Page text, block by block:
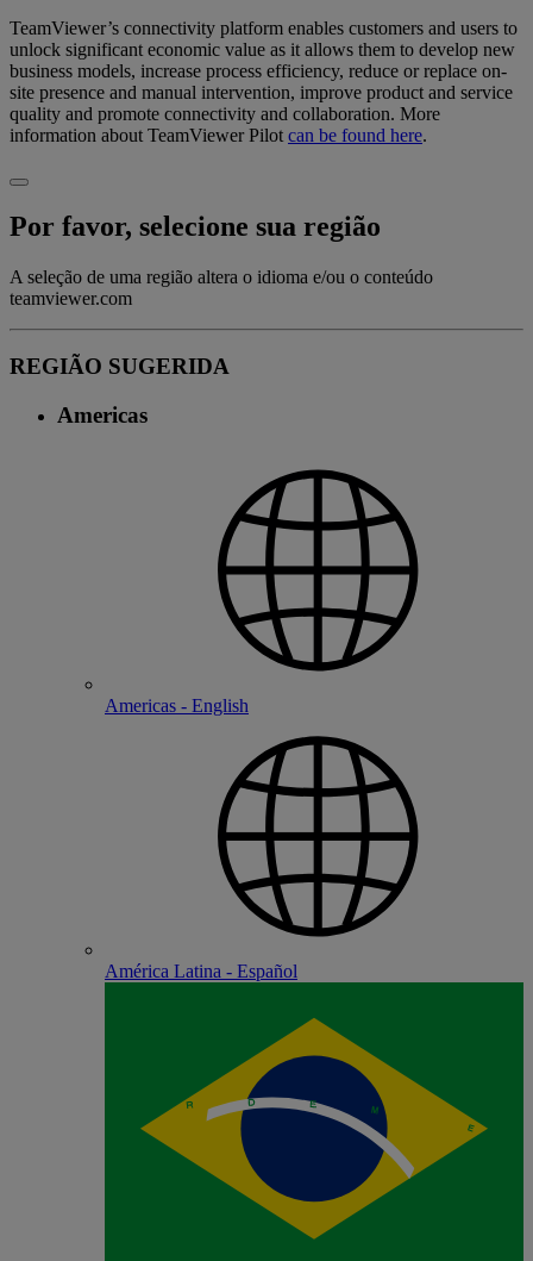
TeamViewer’s connectivity platform enables customers and users to
unlock significant economic value as it allows them to develop new
business models, increase process efficiency, reduce or replace on-
site presence and manual intervention, improve product and service
quality and promote connectivity and collaboration. More
information about TeamViewer Pilotcan be found here.
Por favor, selecione sua região
A seleção de uma região altera o idioma e/ou o conteúdo
teamviewer.com
REGIÃO SUGERIDA
Americas
Americas - English
América Latina - Español